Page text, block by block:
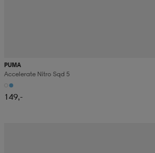
PUMA
Accelerate Nitro Sqd 5
149,-